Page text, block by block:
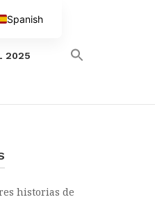
2025
historias de
Spanish